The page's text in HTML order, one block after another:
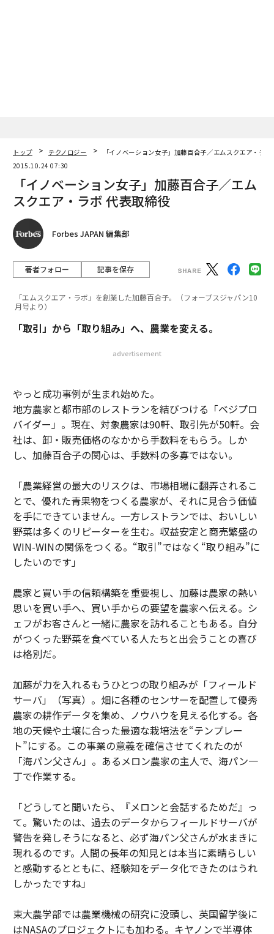
トップ テクノロジー
「イノベーション女子」加藤百合子／エムスクエア・ラ
2015.10.24 07:30
「イノベーション女子」加藤百合子／エム
スクエア・ラボ 代表取締役
Forbes JAPAN 編集部
著者フォロー 記事を保存
「エムスクエア・ラボ」を創業した加藤百合子。（フォーブスジャパン10
月号より）
「取引」から「取り組み」へ、農業を変える。
advertisement
やっと成功事例が生まれ始めた。
地方農家と都市部のレストランを結びつける「ベジプロ
バイダー」。現在、対象農家は90軒、取引先が50軒。会
社は、卸・販売価格のなかから手数料をもらう。しか
し、加藤百合子の関心は、手数料の多寡ではない。
「農業経営の最大のリスクは、市場相場に翻弄されるこ
とで、優れた青果物をつくる農家が、それに見合う価値
を手にできていません。一方レストランでは、おいしい
野菜は多くのリピーターを生む。収益安定と商売繁盛の
WIN-WINの関係をつくる。“取引”ではなく“取り組み”に
したいのです」
農家と買い手の信頼構築を重要視し、加藤は農家の熱い
思いを買い手へ、買い手からの要望を農家へ伝える。シ
ェフがお客さんと一緒に農家を訪れることもある。自分
がつくった野菜を食べている人たちと出会うことの喜び
は格別だ。
加藤が力を入れるもうひとつの取り組みが「フィールド
サーバ」（写真）。畑に各種のセンサーを配置して優秀
農家の耕作データを集め、ノウハウを見える化する。各
地の天候や土壌に合った最適な栽培法を“テンプレー
ト”にする。この事業の意義を確信させてくれたのが
「海パン父さん」。あるメロン農家の主人で、海パン一
丁で作業する。
「どうしてと聞いたら、『メロンと会話するためだ』っ
て。驚いたのは、過去のデータからフィールドサーバが
警告を発しそうになると、必ず海パン父さんが水まきに
現れるのです。人間の長年の知見とは本当に素晴らしい
と感動するとともに、経験知をデータ化できたのはうれ
しかったですね」
東大農学部では農業機械の研究に没頭し、英国留学後に
はNASAのプロジェクトにも加わる。キヤノンで半導体